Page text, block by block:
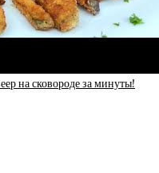
на сковороде за минуты!